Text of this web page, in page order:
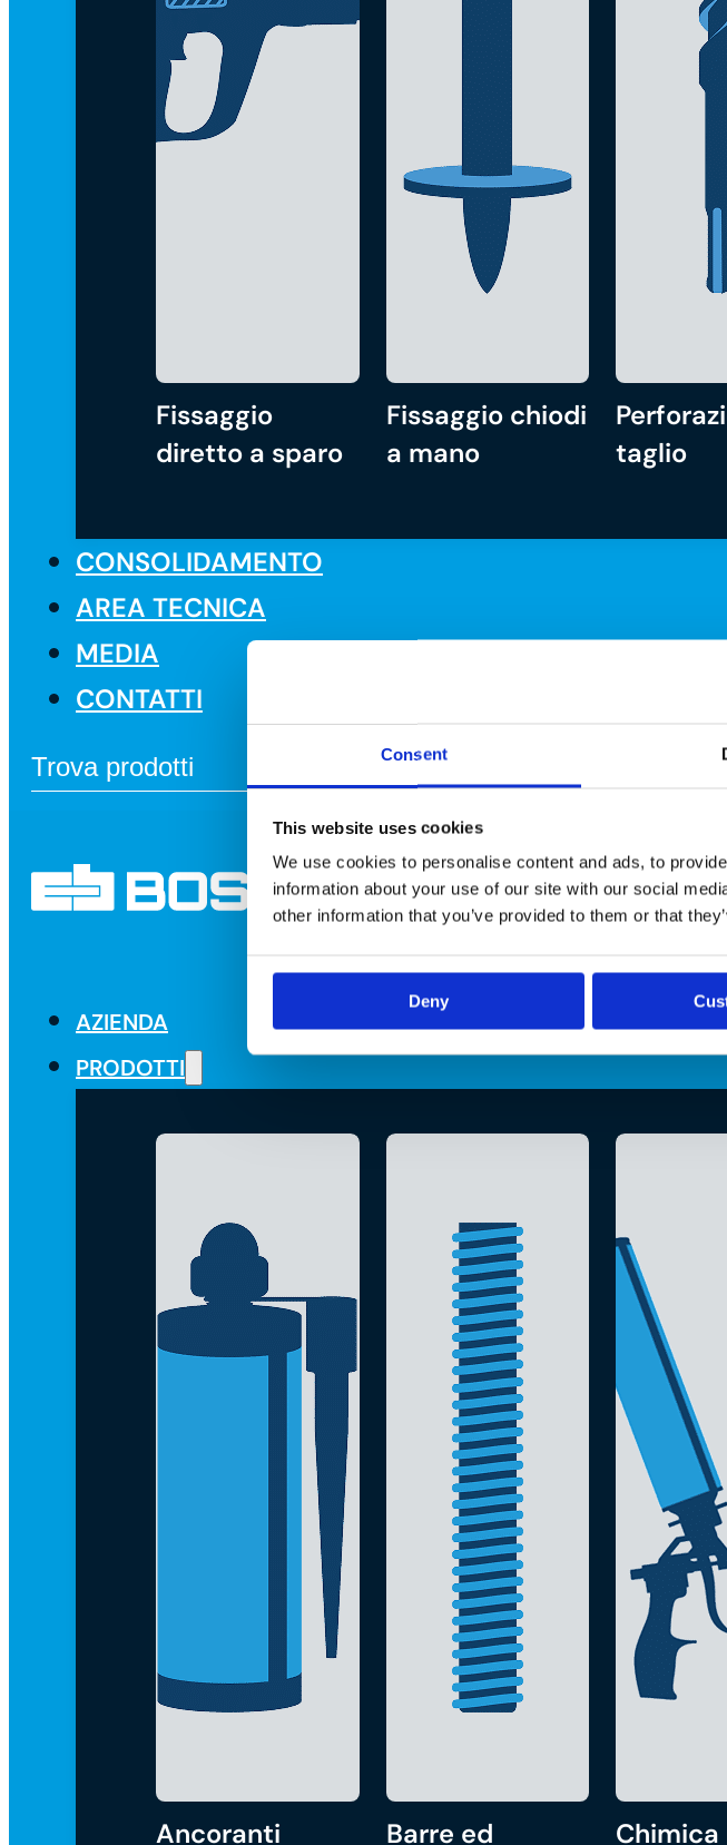
Consent
This website uses cookies
We use cookies to personalise content and ads, to
information about your use of our site with our social
other information that you’ve provided to them or that
Deny
Fissaggio
diretto a sparo
Fissaggio chiodi
a mano
taglio
CONSOLIDAMENTO
AREA TECNICA
MEDIA
CONTATTI
AZIENDA
PRODOTTI
Ancoranti Barre ed Chimica